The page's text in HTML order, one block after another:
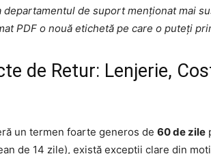
de suport menționat mai
PDF o nouă etichetă pe care o puteți
de Retur: Lenjerie,
un termen foarte generos de 60 de zile
de 14 zile), există excepții clare din